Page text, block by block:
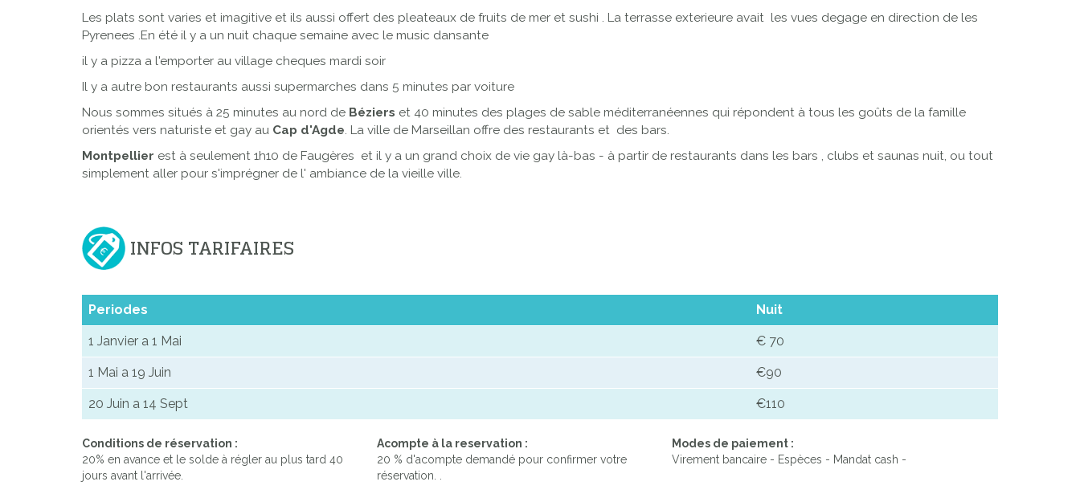
Les plats sont varies et imagitive et ils aussi offert des pleateaux de fruits de mer et sushi . La terrasse exterieure avait les vues degage en direction de les
Pyrenees .En été il y a un nuit chaque semaine avec le music dansante
il y a pizza a l'emporter au village cheques mardi soir
Il y a autre bon restaurants aussi supermarches dans 5 minutes par voiture
Nous sommes situés à 25 minutes au nord de Béziers et 40 minutes des plages de sable méditerranéennes qui répondent à tous les goûts de la famille
orientés vers naturiste et gay au Cap d'Agde. La ville de Marseillan offre des restaurants et des bars.
Montpellier est à seulement 1h10 de Faugères et il y a un grand choix de vie gay là-bas - à partir de restaurants dans les bars , clubs et saunas nuit, ou tout
simplement aller pour s'imprégner de l' ambiance de la vieille ville.
INFOS TARIFAIRES
Periodes Nuit
1 Janvier a 1 Mai € 70
1 Mai a 19 Juin €90
20 Juin a 14 Sept €110
Conditions de réservation :
20% en avance et le solde à régler au plus tard 40
jours avant l'arrivée.
Acompte à la reservation :
20 % d'acompte demandé pour confirmer votre
réservation. .
Modes de paiement :
Virement bancaire - Espèces - Mandat cash -